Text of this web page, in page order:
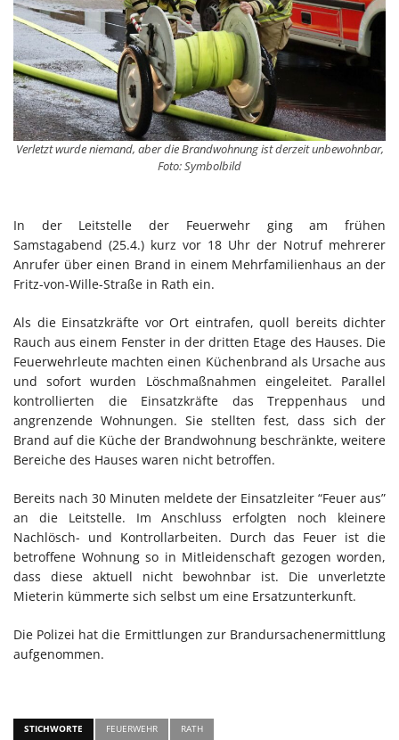
Verletzt wurde niemand, aber die Brandwohnung ist derzeit unbewohnbar,
Foto: Symbolbild
In der Leitstelle der Feuerwehr ging am frühen
Samstagabend (25.4.) kurz vor 18 Uhr der Notruf mehrerer
Anrufer über einen Brand in einem Mehrfamilienhaus an der
Fritz-von-Wille-Straße in Rath ein.
Als die Einsatzkräfte vor Ort eintrafen, quoll bereits dichter
Rauch aus einem Fenster in der dritten Etage des Hauses. Die
Feuerwehrleute machten einen Küchenbrand als Ursache aus
und sofort wurden Löschmaßnahmen eingeleitet. Parallel
kontrollierten die Einsatzkräfte das Treppenhaus und
angrenzende Wohnungen. Sie stellten fest, dass sich der
Brand auf die Küche der Brandwohnung beschränkte, weitere
Bereiche des Hauses waren nicht betroffen.
Bereits nach 30 Minuten meldete der Einsatzleiter “Feuer aus”
an die Leitstelle. Im Anschluss erfolgten noch kleinere
Nachlösch- und Kontrollarbeiten. Durch das Feuer ist die
betroffene Wohnung so in Mitleidenschaft gezogen worden,
dass diese aktuell nicht bewohnbar ist. Die unverletzte
Mieterin kümmerte sich selbst um eine Ersatzunterkunft.
Die Polizei hat die Ermittlungen zur Brandursachenermittlung
aufgenommen.
STICHWORTE FEUERWEHR RATH